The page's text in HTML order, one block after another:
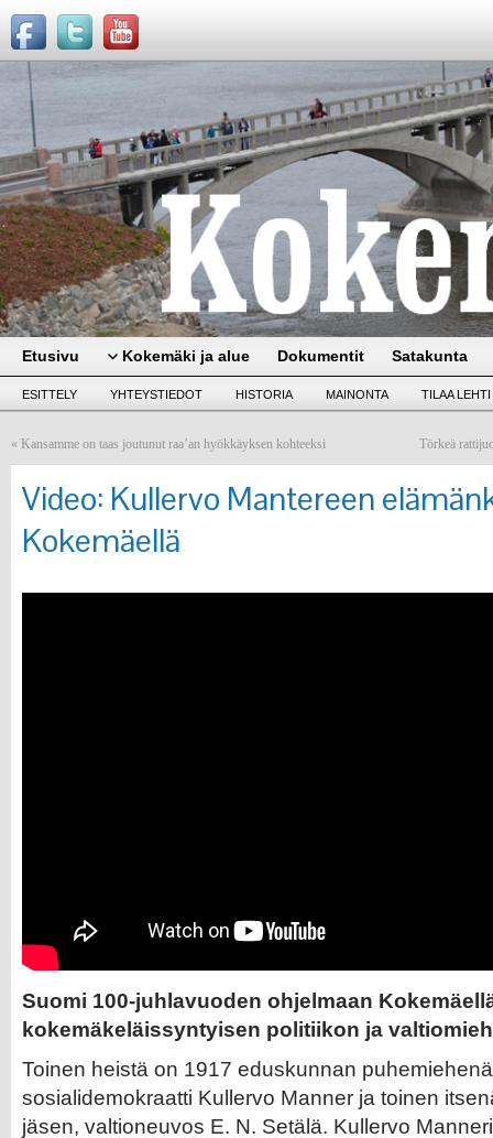
Etusivu Kokemäki ja alue Dokumentit Satakunta
ESITTELY YHTEYSTIEDOT HISTORIA MAINONTA TILAA LEHTI
« Kansamme on taas joutunut raa’an hyökkäyksen kohteeksi Törkeä
Video: Kullervo Mantereen
Kokemäellä
Suomi 100-juhlavuoden ohjelmaan
kokemäkeläissyntyisen politiikon ja
Toinen heistä on 1917 eduskunnan
sosialidemokraatti Kullervo Manner ja toinen
jäsen, valtioneuvos E. N. Setälä. Kullervo